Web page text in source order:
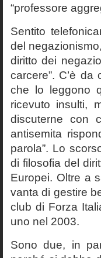
“professore
Sentito
del
diritto dei
carcere”. C’è
che lo leggono
ricevuto insulti,
discuterne con
antisemita
parola”. Lo
di filosofia del
Europei. Oltre a
vanta di gestire
club di Forza
uno nel 2003.
Sono due, in